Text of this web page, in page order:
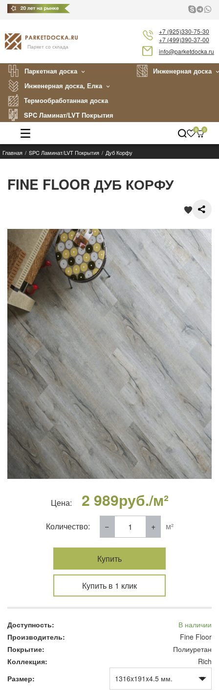
Паркет со склада
+7 (925)330-75-30
+7 (499)390-37-00
info@parketdocka.ru
Паркетная доска
Инженерная доска
Инженерная доска, Елка
Термообработанная доска
SPC Ламинат/LVT Покрытия
Каталог
Покупателям
Акции
Контакты
0 0
Главная SPC Ламинат/LVT Покрытия Дуб Корфу
FINE FLOOR ДУБ КОРФУ
Цена: 2 989руб./м²
Количество: м²
Купить
Купить в 1 клик
Доступность:
В наличии
Производитель:
Fine Floor
Покрытие:
Полиуретан
Коллекция:
Rich
Размер: